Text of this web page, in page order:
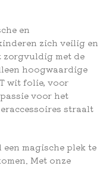
en
zich veilig en
zorgvuldig met de
hoogwaardige
wit folie, voor
voor het
straalt
een magische plek te
Met onze